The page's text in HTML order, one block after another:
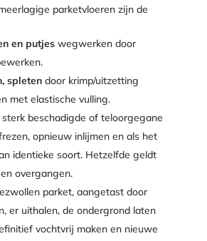
parketvloeren zijn de
en putjeswegwerken door
spletendoor krimp/uitzetting
met elastische vulling.
beschadigde of teloorgegane
opnieuw inlijmen en als het
identieke soort. Hetzelfde geldt
overgangen.
parket, aangetast door
er uithalen, de ondergrond laten
vochtvrij maken en nieuwe